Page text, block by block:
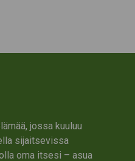
jossa kuuluu
sijaitsevissa
oma itsesi – asua